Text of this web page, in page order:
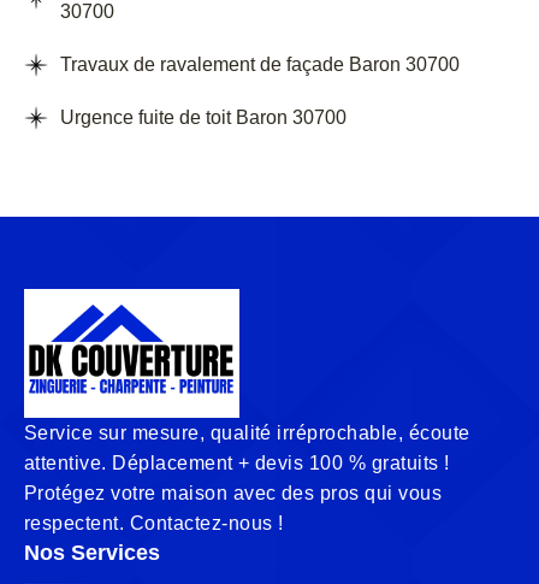
30700
Travaux de ravalement de façade Baron 30700
Urgence fuite de toit Baron 30700
Service sur mesure, qualité irréprochable, écoute
attentive. Déplacement + devis 100 % gratuits !
Protégez votre maison avec des pros qui vous
respectent. Contactez-nous !
Nos Services